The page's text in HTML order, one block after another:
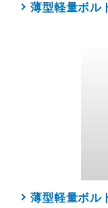
薄型軽量ボ
薄型軽量ボ